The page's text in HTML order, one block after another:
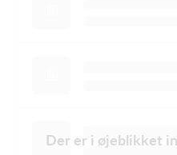
Der er i øjeblikket